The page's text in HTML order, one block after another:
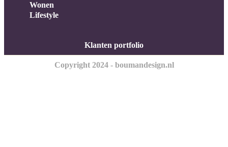
Wonen
Lifestyle
Klanten portfolio
Copyright 2024 - boumandesign.nl